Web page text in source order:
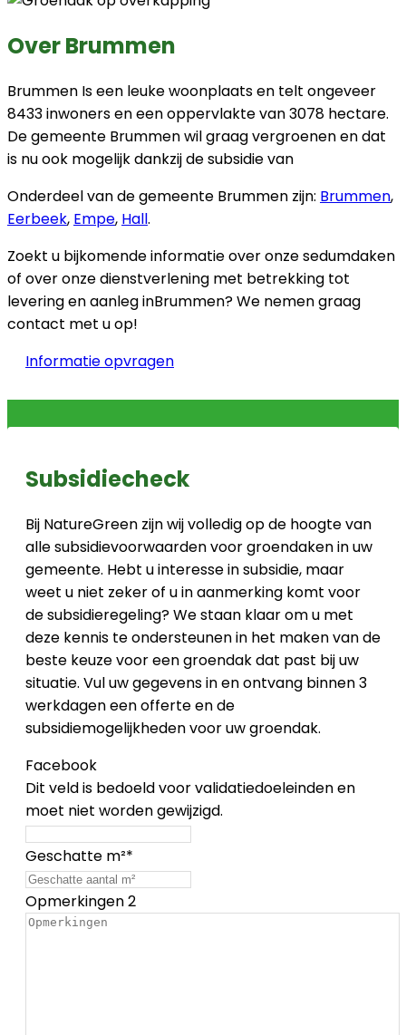
Over Brummen
Brummen Is een leuke woonplaats en telt ongeveer
8433 inwoners en een oppervlakte van 3078 hectare.
De gemeente Brummen wil graag vergroenen en dat
is nu ook mogelijk dankzij de subsidie van
Onderdeel van de gemeente Brummen zijn: Brummen,
Eerbeek, Empe, Hall.
Zoekt u bijkomende informatie over onze sedumdaken
of over onze dienstverlening met betrekking tot
levering en aanleg inBrummen? We nemen graag
contact met u op!
Informatie opvragen
Subsidiecheck
Bij NatureGreen zijn wij volledig op de hoogte van
alle subsidievoorwaarden voor groendaken in uw
gemeente. Hebt u interesse in subsidie, maar
weet u niet zeker of u in aanmerking komt voor
de subsidieregeling? We staan klaar om u met
deze kennis te ondersteunen in het maken van de
beste keuze voor een groendak dat past bij uw
situatie. Vul uw gegevens in en ontvang binnen 3
werkdagen een offerte en de
subsidiemogelijkheden voor uw groendak.
Facebook
Dit veld is bedoeld voor validatiedoeleinden en
moet niet worden gewijzigd.
Geschatte m²*
Opmerkingen 2